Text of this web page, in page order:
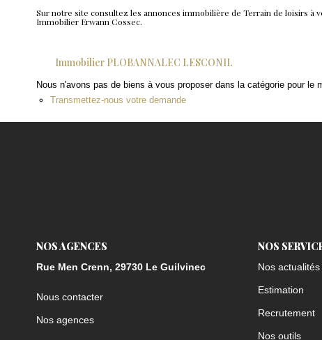
Sur notre site consultez les annonces immobilière de Terrain de loisirs à
Immobilier Erwann Cossec.
Immobilier PLOBANNALEC LESCONIL
Nous n'avons pas de biens à vous proposer dans la catégorie pour
Transmettez-nous votre demande
NOS AGENCES
Rue Men Crenn, 29730 Le Guilvinec
Nous contacter
Nos agences
NOS
Nos actualités
Estimation
Recrutement
Nos outils